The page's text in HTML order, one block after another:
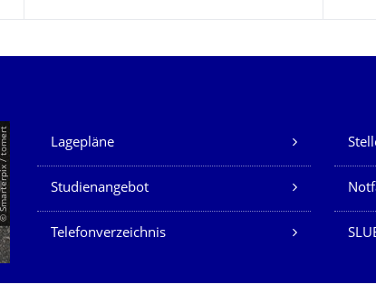
© Smarterpix / tomert Unsere Dienste
Lagepläne
Studienangebot
Telefonverzeichnis